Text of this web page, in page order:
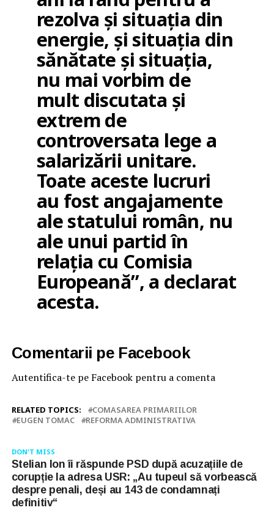
rezolva și situația din
energie, și situația din
sănătate și situația,
nu mai vorbim de
mult discutata și
extrem de
controversata lege a
salarizării unitare.
Toate aceste lucruri
au fost angajamente
ale statului român, nu
ale unui partid în
relația cu Comisia
Europeană”, a declarat
acesta.
Comentarii pe Facebook
Autentifica-te pe Facebook pentru a comenta
RELATED TOPICS:
COMASAREA PRIMARIILOR
EUGEN TOMAC
REFORMA ADMINISTRATIVA
DON'T MISS
Stelian Ion îi răspunde PSD după acuzațiile de
corupție la adresa USR: „Au tupeul să vorbească
despre penali, deși au 143 de condamnați
definitiv“